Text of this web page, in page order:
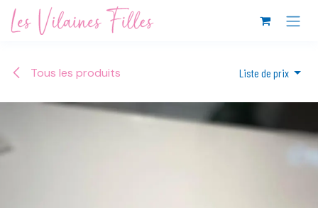
Se rendre au contenu
Tous les produits Liste de prix